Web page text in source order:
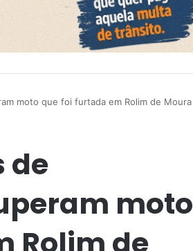
moto que foi furtada em Rolim de Moura
de
moto
Rolim de